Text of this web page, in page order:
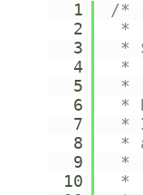
1
2
3
4
5
6
7
8
9
10
/*
*
*
*
*
*
*
*
*
*